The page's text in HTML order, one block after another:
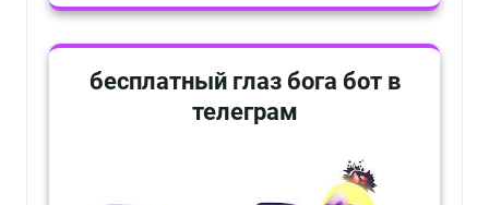
бесплатный глаз бога бот в
телеграм